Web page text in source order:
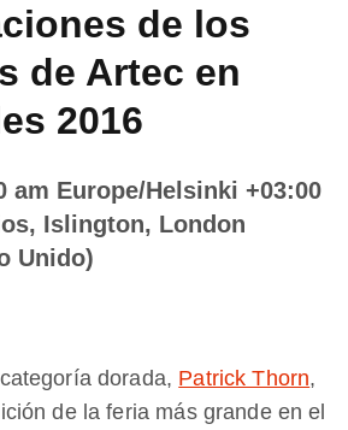
de los
de Artec en
2016
am Europe/Helsinki +03:00
Islington, London
Unido)
dorada, Patrick Thorn,
de la feria más grande en el